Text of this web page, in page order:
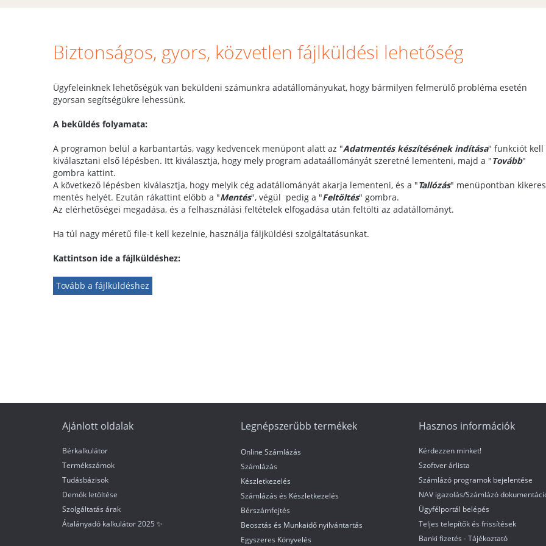
Biztonságos, gyors, közvetlen fájlküldési lehetőség
Ügyfeleinknek lehetőségük van beküldeni számunkra adatállományukat, hogy bármilyen felmerülő probléma esetén
gyorsan segítségükre lehessünk.
A beküldés folyamata:
A programon belül a karbantartás, vagy kedvencek menüpont alatt az "Adatmentés készítésének indítása" funkciót kell
kiválasztani első lépésben. Itt kiválasztja, hogy mely program adataállományát szeretné lementeni, majd a "Tovább"
gombra kattint.
A következő lépésben kiválasztja, hogy melyik cég adatállományát akarja lementeni, és a "Tallózás" menüpontban
mentés helyét. Ezután rákattint előbb a "Mentés", végül pedig a "Feltöltés" gombra.
Az elérhetőségei megadása, és a felhasználási feltételek elfogadása után feltölti az adatállományt.
Ha túl nagy méretű file-t kell kezelnie, használja fáljküldési szolgáltatásunkat.
Kattintson ide a fájlküldéshez:
Tovább a fájlküldéshez
Ajánlott oldalak
Bérkalkulátor
Termékszámok
Tudásbázisok
Demók letöltése
Szolgáltatás árak
Átalányadó kalkulátor 2025 ✨
Legnépszerűbb termékek
Online Számlázás
Számlázás
Készletkezelés
Számlázás és Készletkezelés
Bérszámfejtés
Beosztás és Munkaidő nyilvántartás
Egyszeres Könyvelés
Hasznos információk
Kérdezzen minket!
Szoftver árlista
Számlázó programok bejelentése
NAV igazolás/Számlázó
Ügyfélportál belépés
Teljes telepítők és frissítések
Banki fizetés - Tájékoztató